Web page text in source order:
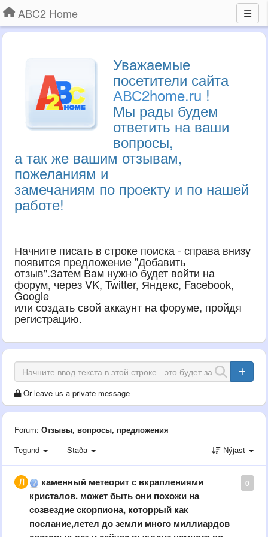
ABC2 Home
Уважаемые
посетители сайта
АВС2home.ru !
Мы рады будем
ответить на ваши
вопросы,
а так же вашим отзывам,
пожеланиям и
замечаниям по проекту и по нашей
работе!
Начните писать в строке поиска - справа внизу
появится предложение "Добавить
отзыв".Затем Вам нужно будет войти на
форум, через VK, Twitter, Яндекс, Facebook,
Google
или создать свой аккаунт на форуме, пройдя
регистрацию.
Or leave us a private message
Forum: Отзывы, вопросы, предложения
Tegund
Staða Nýjast
0
каменный метеорит с вкраплениями
кристалов. может быть они похожи на
созвездие скорпиона, которрый как
послание,летел до земли много миллиардов